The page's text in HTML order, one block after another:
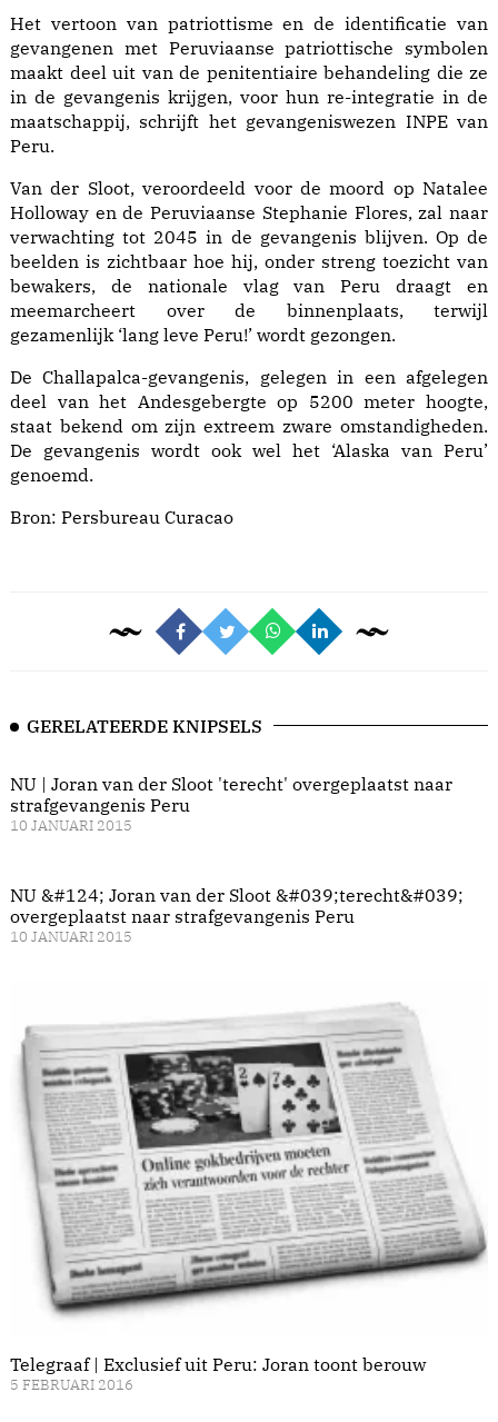
Het vertoon van patriottisme en de identificatie van
gevangenen met Peruviaanse patriottische symbolen
maakt deel uit van de penitentiaire behandeling die ze
in de gevangenis krijgen, voor hun re-integratie in de
maatschappij, schrijft het gevangeniswezen INPE van
Peru.
Van der Sloot, veroordeeld voor de moord op Natalee
Holloway en de Peruviaanse Stephanie Flores, zal naar
verwachting tot 2045 in de gevangenis blijven. Op de
beelden is zichtbaar hoe hij, onder streng toezicht van
bewakers, de nationale vlag van Peru draagt en
meemarcheert over de binnenplaats, terwijl
gezamenlijk ‘lang leve Peru!’ wordt gezongen.
De Challapalca-gevangenis, gelegen in een afgelegen
deel van het Andesgebergte op 5200 meter hoogte,
staat bekend om zijn extreem zware omstandigheden.
De gevangenis wordt ook wel het ‘Alaska van Peru’
genoemd.
Bron: Persbureau Curacao
GERELATEERDE KNIPSELS
NU | Joran van der Sloot 'terecht' overgeplaatst naar
strafgevangenis Peru
10 JANUARI 2015
NU &#124; Joran van der Sloot &#039;terecht&#039;
overgeplaatst naar strafgevangenis Peru
10 JANUARI 2015
Telegraaf | Exclusief uit Peru: Joran toont berouw
5 FEBRUARI 2016